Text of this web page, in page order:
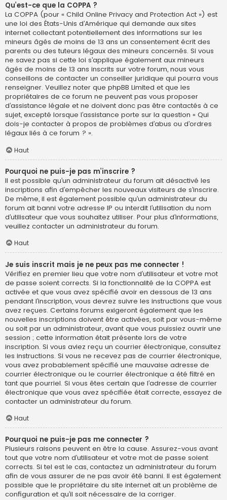
Qu’est-ce que la COPPA ?
La COPPA (pour « Child Online Privacy and Protection Act ») est
une loi des États-Unis d’Amérique qui demande aux sites
internet collectant potentiellement des informations sur les
mineurs âgés de moins de 13 ans un consentement écrit des
parents ou des tuteurs légaux des mineurs concernés. Si vous
ne savez pas si cette loi s’applique également aux mineurs
âgés de moins de 13 ans inscrits sur votre forum, nous vous
conseillons de contacter un conseiller juridique qui pourra vous
renseigner. Veuillez noter que phpBB Limited et que les
propriétaires de ce forum ne peuvent pas vous proposer
d’assistance légale et ne doivent donc pas être contactés à ce
sujet, excepté lorsque l’assistance porte sur la question « Qui
dois-je contacter à propos de problèmes d’abus ou d’ordres
légaux liés à ce forum ? ».
Haut
Pourquoi ne puis-je pas m’inscrire ?
Il est possible qu’un administrateur du forum ait désactivé les
inscriptions afin d’empêcher les nouveaux visiteurs de s’inscrire.
De même, il est également possible qu’un administrateur du
forum ait banni votre adresse IP ou interdit l’utilisation du nom
d’utilisateur que vous souhaitez utiliser. Pour plus d’informations,
veuillez contacter un administrateur du forum.
Haut
Je suis inscrit mais je ne peux pas me connecter !
Vérifiez en premier lieu que votre nom d’utilisateur et votre mot
de passe soient corrects. Si la fonctionnalité de la COPPA est
activée et que vous avez spécifié avoir en dessous de 13 ans
pendant l’inscription, vous devrez suivre les instructions que vous
avez reçues. Certains forums exigeront également que les
nouvelles inscriptions doivent être activées, soit par vous-même
ou soit par un administrateur, avant que vous puissiez ouvrir une
session ; cette information était présente lors de votre
inscription. Si vous aviez reçu un courrier électronique, consultez
les instructions. Si vous ne recevez pas de courrier électronique,
vous avez probablement spécifié une mauvaise adresse de
courrier électronique ou le courrier électronique a été filtré en
tant que pourriel. Si vous êtes certain que l’adresse de courrier
électronique que vous avez spécifiée était correcte, essayez de
contacter un administrateur du forum.
Haut
Pourquoi ne puis-je pas me connecter ?
Plusieurs raisons peuvent en être la cause. Assurez-vous avant
tout que votre nom d’utilisateur et votre mot de passe soient
corrects. Si tel est le cas, contactez un administrateur du forum
afin de vous assurer de ne pas avoir été banni. Il est également
possible que le propriétaire du site internet ait un problème de
configuration et qu’il soit nécessaire de la corriger.